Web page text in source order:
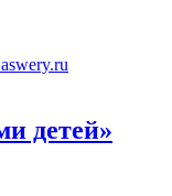
детей»